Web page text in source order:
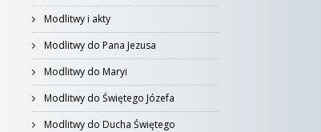
Modlitwy i akty
Modlitwy do Pana Jezusa
Modlitwy do Maryi
Modlitwy do Świętego Józefa
Modlitwy do Ducha Świętego